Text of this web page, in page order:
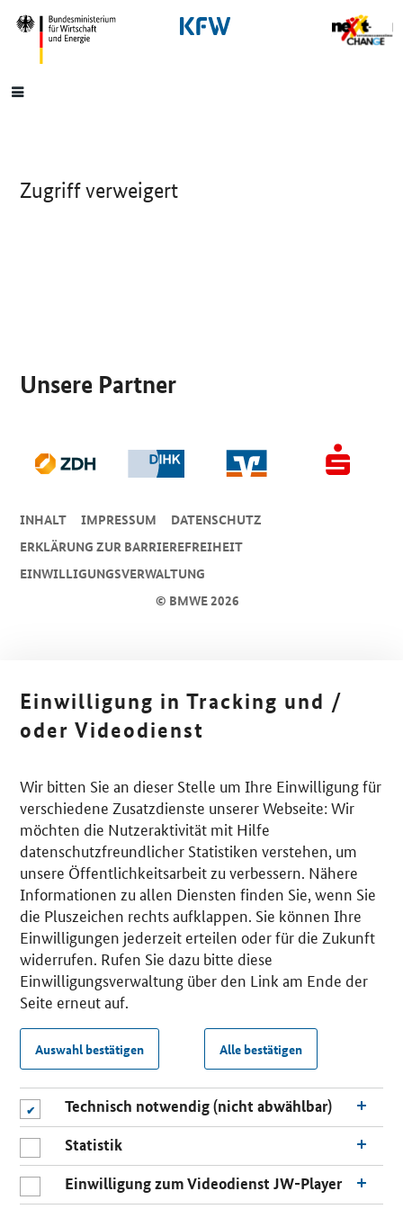
SrOnlyNavigation
Hauptmenü
Zugriff verweigert
Unsere Partner
© BMWE 2026
INHALT IMPRESSUM
DA­TEN­SCHUTZ
ERKLÄRUNG ZUR BARRIEREFREIHEIT
EINWILLIGUNGSVERWALTUNG
Einwilligung in Tracking und /
oder Videodienst
Wir bitten Sie an dieser Stelle um Ihre Einwilligung für
verschiedene Zusatzdienste unserer Webseite: Wir
möchten die Nutzeraktivität mit Hilfe
datenschutzfreundlicher Statistiken verstehen, um
unsere Öffentlichkeitsarbeit zu verbessern. Nähere
Informationen zu allen Diensten finden Sie, wenn Sie
die Pluszeichen rechts aufklappen. Sie können Ihre
Einwilligungen jederzeit erteilen oder für die Zukunft
widerrufen. Rufen Sie dazu bitte diese
Einwilligungsverwaltung über den Link am Ende der
Seite erneut auf.
Auswahl bestätigen Alle bestätigen
Technisch notwendig (nicht abwählbar)
Statistik
Einwilligung zum Videodienst JW-Player